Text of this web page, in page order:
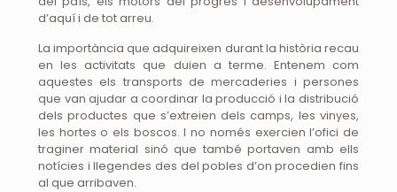
d’aquí i de tot arreu.
La importància que adquireixen durant la història recau
en les activitats que duien a terme. Entenem com
aquestes els transports de mercaderies i persones
que van ajudar a coordinar la producció i la distribució
dels productes que s’extreien dels camps, les vinyes,
les hortes o els boscos. I no només exercien l’ofici de
traginer material sinó que també portaven amb ells
notícies i llegendes des del pobles d’on procedien fins
al que arribaven.